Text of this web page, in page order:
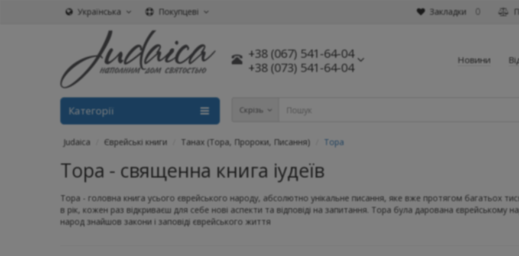
Українська Покупцеві Закладки 0
+38 (067) 541-64-04
+38 (073) 541-64-04
Новини
Скрізь
Категорії
Judaica Єврейські книги Танах (Тора, Пророки, Писання) Тора
Тора - священна книга іудеїв
Тора - головна книга усього єврейського народу, абсолютно унікальне писання, яке вже протягом багатьох
в рік, кожен раз відкриваєш для себе нові аспекти та відповіді на запитання. Тора була дарована єврейському
народ знайшов закони і заповіді єврейського життя